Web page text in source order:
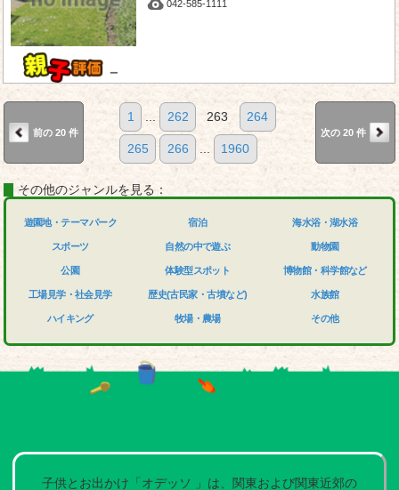
－
042-585-1111
前の 20 件
1 ... 262 263 264
265 266 ... 1960
次の 20 件
その他のジャンルを見る：
遊園地・テーマパーク
スポーツ
公園
工場見学・社会見学
ハイキング
宿泊
自然の中で遊ぶ
体験型スポット
歴史(古民家・古墳など)
牧場・農場
海水浴・湖水浴
動物園
博物館・科学館など
水族館
その他
子供とお出かけ「オデッソ 」は、関東および関東近郊の